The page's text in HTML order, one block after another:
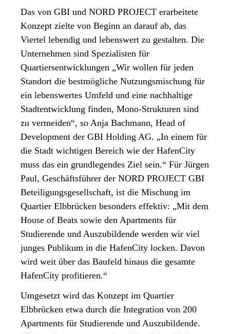
Das von GBI und NORD PROJECT erarbeitete
Konzept zielte von Beginn an darauf ab, das
Viertel lebendig und lebenswert zu gestalten. Die
Unternehmen sind Spezialisten für
Quartiersentwicklungen „Wir wollen für jeden
Standort die bestmögliche Nutzungsmischung für
ein lebenswertes Umfeld und eine nachhaltige
Stadtentwicklung finden, Mono-Strukturen sind
zu vermeiden“, so Anja Bachmann, Head of
Development der GBI Holding AG. „In einem für
die Stadt wichtigen Bereich wie der HafenCity
muss das ein grundlegendes Ziel sein.“ Für Jürgen
Paul, Geschäftsführer der NORD PROJECT GBI
Beteiligungsgesellschaft, ist die Mischung im
Quartier Elbbrücken besonders effektiv: „Mit dem
House of Beats sowie den Apartments für
Studierende und Auszubildende werden wir viel
junges Publikum in die HafenCity locken. Davon
wird weit über das Baufeld hinaus die gesamte
HafenCity profitieren.“
Umgesetzt wird das Konzept im Quartier
Elbbrücken etwa durch die Integration von 200
Apartments für Studierende und Auszubildende.